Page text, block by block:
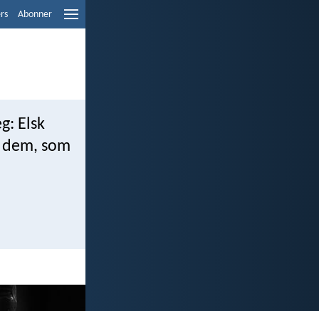
Abonner
Elsk
som